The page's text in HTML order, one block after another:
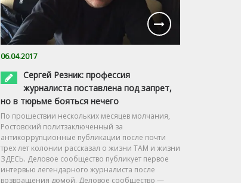
06.04.2017
Сергей Резник: профессия
журналиста поставлена под запрет,
но в тюрьме бояться нечего
По прошествии нескольких месяцев молчания,
Ростовский политзаключенный за
антикоррупционные публикации после почти
трех лет колонии рассказал о жизни ТАМ и жизни
ЗДЕСЬ. Деловое сообщество публикует первое
интервью легендарного журналиста после
возвращения домой. Деловое сообщество —